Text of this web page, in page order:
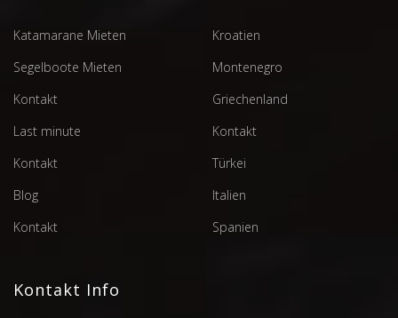
Katamarane Mieten
Segelboote Mieten
Kontakt
Last minute
Kontakt
Blog
Kontakt
Kroatien
Montenegro
Griechenland
Kontakt
Türkei
Italien
Spanien
Kontakt Info